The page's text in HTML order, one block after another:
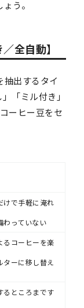
う。
全自動】
抽出するタイ
「ミル付き」
ーヒー豆をセ
けで手軽に淹れ
わっていない
るコーヒーを楽
ターに移し替え
るところまです